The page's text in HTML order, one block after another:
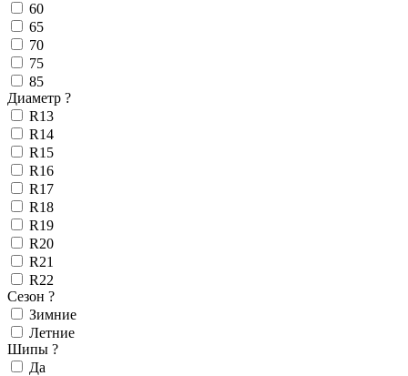
60
65
70
75
85
Диаметр ?
R13
R14
R15
R16
R17
R18
R19
R20
R21
R22
Сезон ?
Зимние
Летние
Шипы ?
Да